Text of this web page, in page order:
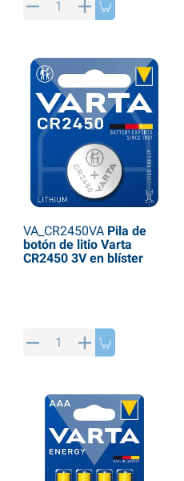
VA_CR2450VAPila de
botón de litio Varta
CR2450 3V en blíster